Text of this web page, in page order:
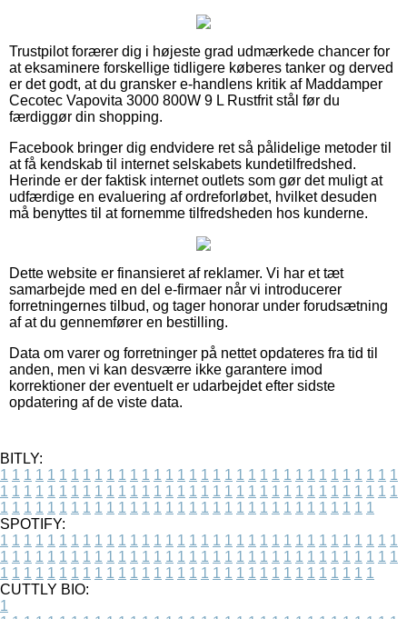
Trustpilot forærer dig i højeste grad udmærkede chancer for
at eksaminere forskellige tidligere køberes tanker og derved
er det godt, at du gransker e-handlens kritik af Maddamper
Cecotec Vapovita 3000 800W 9 L Rustfrit stål før du
færdiggør din shopping.
Facebook bringer dig endvidere ret så pålidelige metoder til
at få kendskab til internet selskabets kundetilfredshed.
Herinde er der faktisk internet outlets som gør det muligt at
udfærdige en evaluering af ordreforløbet, hvilket desuden
må benyttes til at fornemme tilfredsheden hos kunderne.
Dette website er finansieret af reklamer. Vi har et tæt
samarbejde med en del e-firmaer når vi introducerer
forretningernes tilbud, og tager honorar under forudsætning
af at du gennemfører en bestilling.
Data om varer og forretninger på nettet opdateres fra tid til
anden, men vi kan desværre ikke garantere imod
korrektioner der eventuelt er udarbejdet efter sidste
opdatering af de viste data.
BITLY:
1 1 1 1 1 1 1 1 1 1 1 1 1 1 1 1 1 1 1 1 1 1 1 1 1 1 1 1 1 1 1 1 1 1
1 1 1 1 1 1 1 1 1 1 1 1 1 1 1 1 1 1 1 1 1 1 1 1 1 1 1 1 1 1 1 1 1 1
1 1 1 1 1 1 1 1 1 1 1 1 1 1 1 1 1 1 1 1 1 1 1 1 1 1 1 1 1 1 1 1
SPOTIFY:
1 1 1 1 1 1 1 1 1 1 1 1 1 1 1 1 1 1 1 1 1 1 1 1 1 1 1 1 1 1 1 1 1 1
1 1 1 1 1 1 1 1 1 1 1 1 1 1 1 1 1 1 1 1 1 1 1 1 1 1 1 1 1 1 1 1 1 1
1 1 1 1 1 1 1 1 1 1 1 1 1 1 1 1 1 1 1 1 1 1 1 1 1 1 1 1 1 1 1 1
CUTTLY BIO:
1